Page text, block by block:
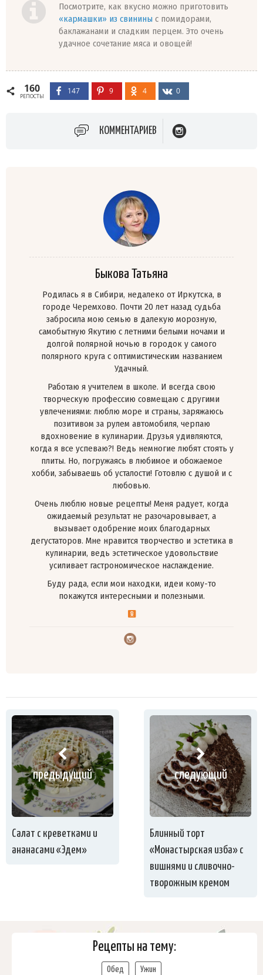
Посмотрите, как вкусно можно приготовить
«кармашки» из свинины с помидорами,
баклажанами и сладким перцем. Это очень
удачное сочетание мяса и овощей!
160
РЕПОСТЫ
147 9 4 0
КОММЕНТАРИЕВ
Быкова Татьяна
Родилась я в Сибири, недалеко от Иркутска, в
городе Черемхово. Почти 20 лет назад судьба
забросила мою семью в далекую морозную,
самобытную Якутию с летними белыми ночами и
долгой полярной ночью в городок у самого
полярного круга с оптимистическим названием
Удачный.
Работаю я учителем в школе. И всегда свою
творческую профессию совмещаю с другими
увлечениями: люблю море и страны, заряжаюсь
позитивом за рулем автомобиля, черпаю
вдохновение в кулинарии. Друзья удивляются,
когда я все успеваю?! Ведь немногие любят стоять у
плиты. Но, погружаясь в любимое и обожаемое
хобби, забываешь об усталости! Готовлю с душой и с
любовью.
Очень люблю новые рецепты! Меня радует, когда
ожидаемый результат не разочаровывает, а
вызывает одобрение моих благодарных
дегустаторов. Мне нравится творчество и эстетика в
кулинарии, ведь эстетическое удовольствие
усиливает гастрономическое наслаждение.
Буду рада, если мои находки, идеи кому-то
покажутся интересными и полезными.
предыдущий
Салат с креветками и
ананасами «Эдем»
следующий
Блинный торт
«Монастырская изба» с
вишнями и сливочно-
творожным кремом
Рецепты на тему:
Обед Ужин